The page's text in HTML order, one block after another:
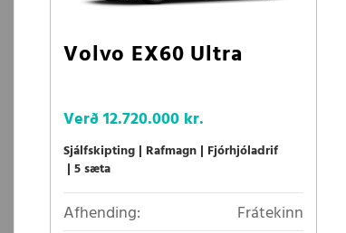
Volvo EX60 Ultra
Verð12.720.000 kr.
Sjálfskipting Rafmagn Fjórhjóladrif
5 sæta
Afhending:
Frátekinn